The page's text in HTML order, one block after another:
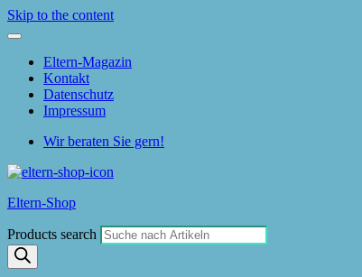
Skip to the content
Eltern-Magazin
Kontakt
Datenschutz
Impressum
Wir beraten Sie gern!
Eltern-Shop
Products search